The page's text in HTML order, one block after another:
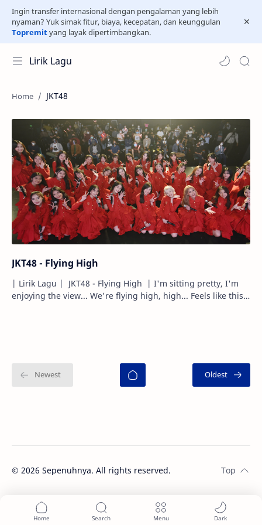
Ingin transfer internasional dengan pengalaman yang lebih
nyaman? Yuk simak fitur, biaya, kecepatan, dan keunggulan
Topremityang layak dipertimbangkan.
Lirik Lagu
JKT48
JKT48 - Flying High
| Lirik Lagu | JKT48 - Flying High | I'm sitting pretty, I'm
enjoying the view... We're flying high, high... Feels like this
© 2026 Sepenuhnya. All rights reserved.